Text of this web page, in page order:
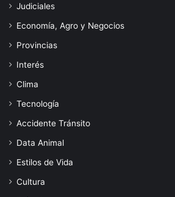
Judiciales
Economía, Agro y Negocios
Provincias
Interés
Clima
Tecnología
Accidente Tránsito
Data Animal
Estilos de Vida
Cultura